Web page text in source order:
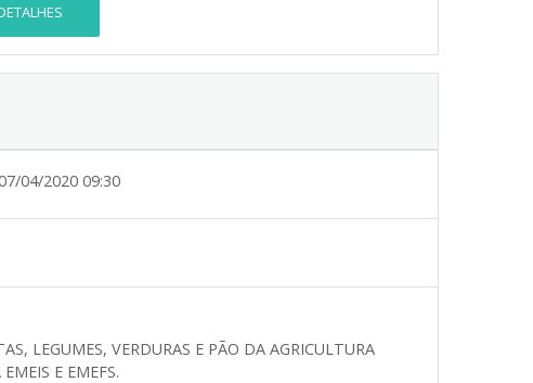
04/2020 09:30
LEGUMES, VERDURAS E PÃO DA AGRICULTURA
E EMEFS.